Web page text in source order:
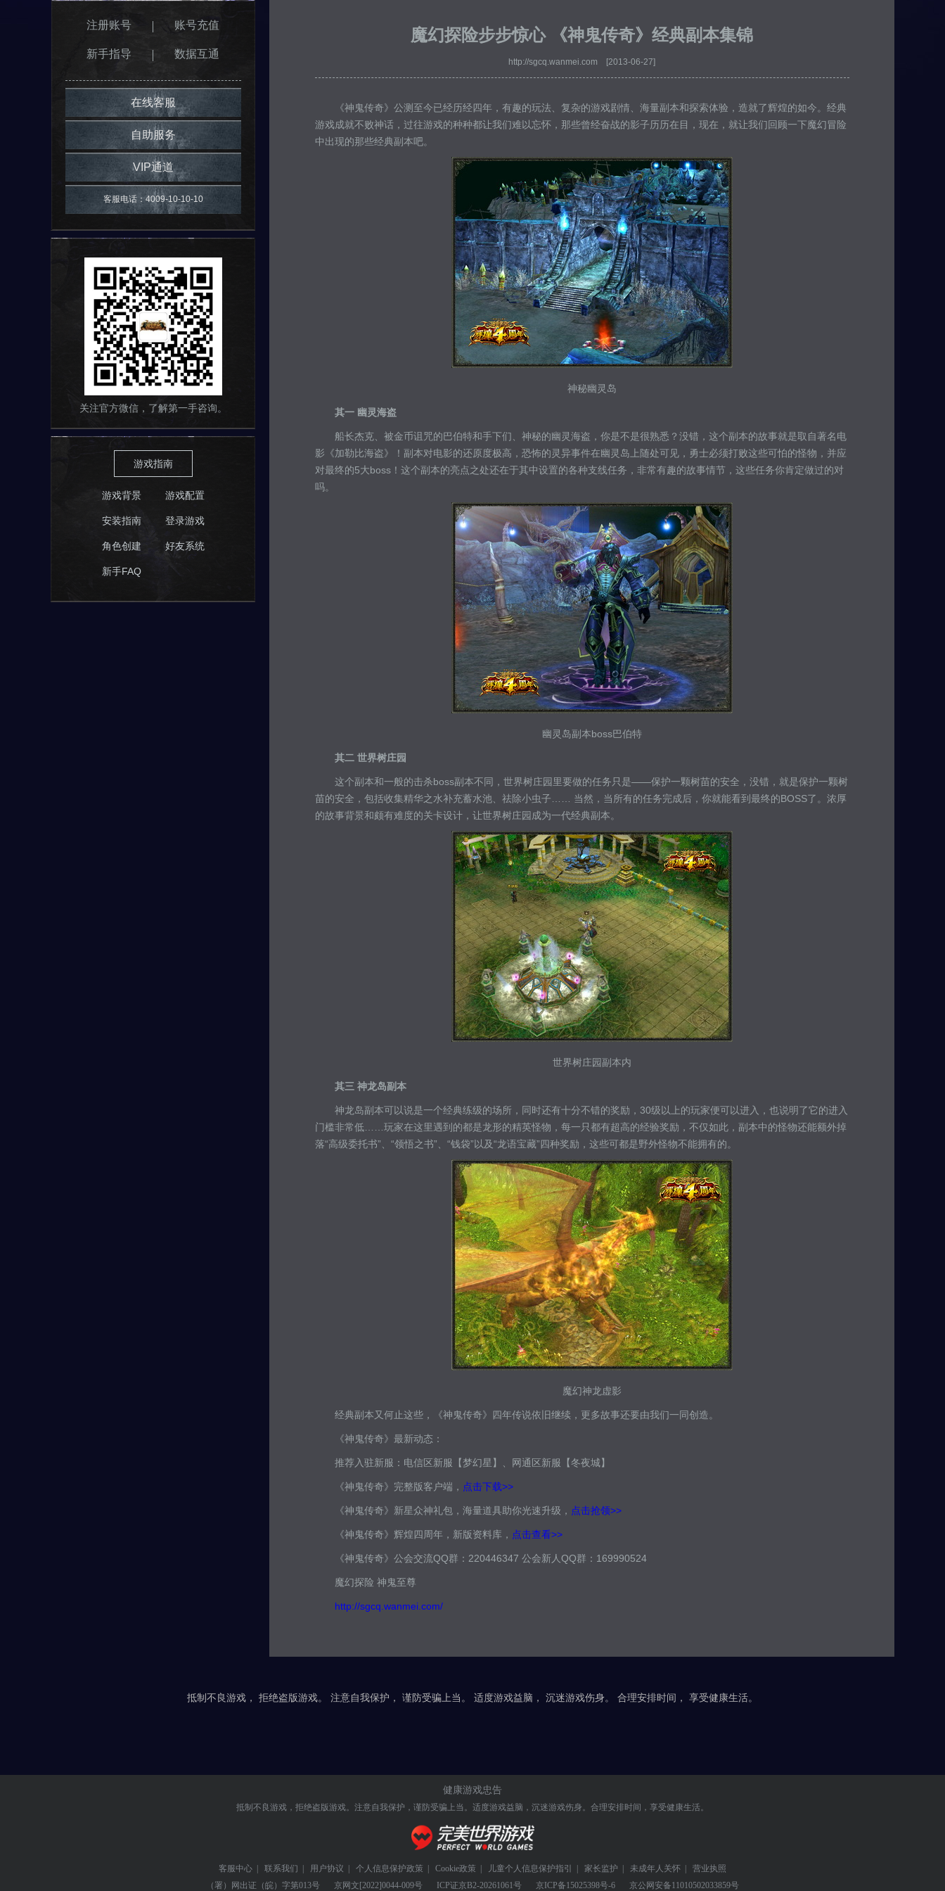
注册账号 账号充值
新手指导 数据互通
在线客服
自助服务
VIP通道
客服电话：4009-10-10-10
关注官方微信，了解第一手咨询。
游戏指南
游戏背景 游戏配置
安装指南 登录游戏
角色创建 好友系统
新手FAQ
魔幻探险步步惊心 《神鬼传奇》经典副本集锦
http://sgcq.wanmei.com [2013-06-27]
《神鬼传奇》公测至今已经历经四年，有趣的玩法、复杂的游戏剧情、海量副本和探索体验，造就了辉煌的如今。经典
游戏成就不败神话，过往游戏的种种都让我们难以忘怀，那些曾经奋战的影子历历在目，现在，就让我们回顾一下魔幻冒险
中出现的那些经典副本吧。
神秘幽灵岛
其一 幽灵海盗
船长杰克、被金币诅咒的巴伯特和手下们、神秘的幽灵海盗，你是不是很熟悉？没错，这个副本的故事就是取自著名电
影《加勒比海盗》！副本对电影的还原度极高，恐怖的灵异事件在幽灵岛上随处可见，勇士必须打败这些可怕的怪物，并应
对最终的5大boss！这个副本的亮点之处还在于其中设置的各种支线任务，非常有趣的故事情节，这些任务你肯定做过的对
吗。
幽灵岛副本boss巴伯特
其二 世界树庄园
这个副本和一般的击杀boss副本不同，世界树庄园里要做的任务只是——保护一颗树苗的安全，没错，就是保护一颗树
苗的安全，包括收集精华之水补充蓄水池、祛除小虫子…… 当然，当所有的任务完成后，你就能看到最终的BOSS了。浓厚
的故事背景和颇有难度的关卡设计，让世界树庄园成为一代经典副本。
世界树庄园副本内
其三 神龙岛副本
神龙岛副本可以说是一个经典练级的场所，同时还有十分不错的奖励，30级以上的玩家便可以进入，也说明了它的进入
门槛非常低……玩家在这里遇到的都是龙形的精英怪物，每一只都有超高的经验奖励，不仅如此，副本中的怪物还能额外掉
落“高级委托书”、“领悟之书”、“钱袋”以及“龙语宝藏”四种奖励，这些可都是野外怪物不能拥有的。
魔幻神龙虚影
经典副本又何止这些，《神鬼传奇》四年传说依旧继续，更多故事还要由我们一同创造。
《神鬼传奇》最新动态：
推荐入驻新服：电信区新服【梦幻星】、网通区新服【冬夜城】
《神鬼传奇》完整版客户端， 点击下载>>
《神鬼传奇》新星众神礼包，海量道具助你光速升级， 点击抢领>>
《神鬼传奇》辉煌四周年，新版资料库， 点击查看>>
《神鬼传奇》公会交流QQ群：220446347 公会新人QQ群：169990524
魔幻探险 神鬼至尊
http://sgcq.wanmei.com/
抵制不良游戏， 拒绝盗版游戏。 注意自我保护， 谨防受骗上当。 适度游戏益脑， 沉迷游戏伤身。 合理安排时间， 享受健康生活。
健康游戏忠告
抵制不良游戏，拒绝盗版游戏。注意自我保护，谨防受骗上当。 适度游戏益脑，沉迷游戏伤身。合理安排时间，享受健康生活。
客服中心 | 联系我们 | 用户协议 | 个人信息保护政策 | Cookie政策 | 儿童个人信息保护指引 | 家长监护 | 未成年人关怀 |
营业执照
（署）网出证（皖）字第013号
京网文[2022]0044-009号 ICP证京B2-20261061号 京ICP备15025398号-6 京公网安备11010502033859号